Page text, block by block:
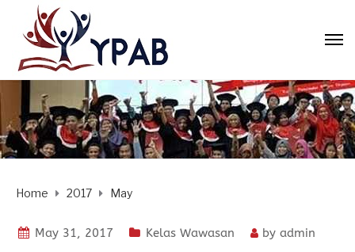
Home 2017 May
May 31, 2017 Kelas Wawasan by admin